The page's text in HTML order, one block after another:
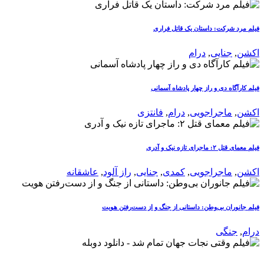
فیلم مرد شرکت: داستان یک قاتل فراری
اکشن, جنایی, درام
فیلم کارآگاه دی و راز چهار پادشاه آسمانی
اکشن, ماجراجویی, درام, فانتزی
فیلم معمای قتل ۲: ماجرای تازه نیک و آدری
اکشن, ماجراجویی, کمدی, جنایی, راز آلود, عاشقانه
فیلم جانوران بی‌وطن: داستانی از جنگ و از دست‌رفتن هویت
درام, جنگی